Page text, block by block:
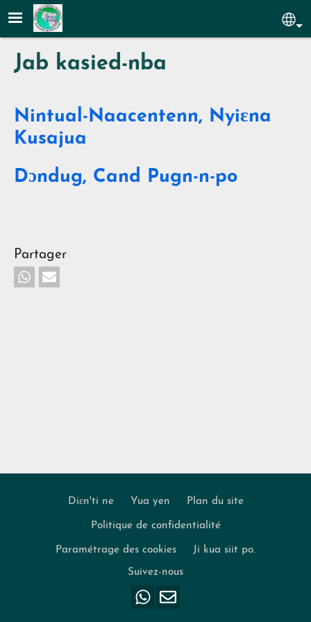
Aller au contenu principal
Jab kasied-nba
Nintual-Naacentenn, Nyiɛna
Kusajua
Dɔndug, Cand Pugn-n-po
Partager
Diɛn'ti ne Yua yen Plan du site
Politique de confidentialité
Paramétrage des cookies
Ji kua siit po.
Suivez-nous